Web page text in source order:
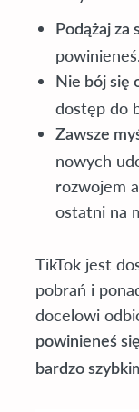
Podążaj
Nie bój się
dostęp do
Zawsze
nowych
rozwojem
ostatni na
TikTok jest
pobrań i
docelowi
powinieneś
bardzo